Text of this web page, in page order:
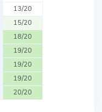
13/20
15/20
18/20
19/20
19/20
19/20
20/20